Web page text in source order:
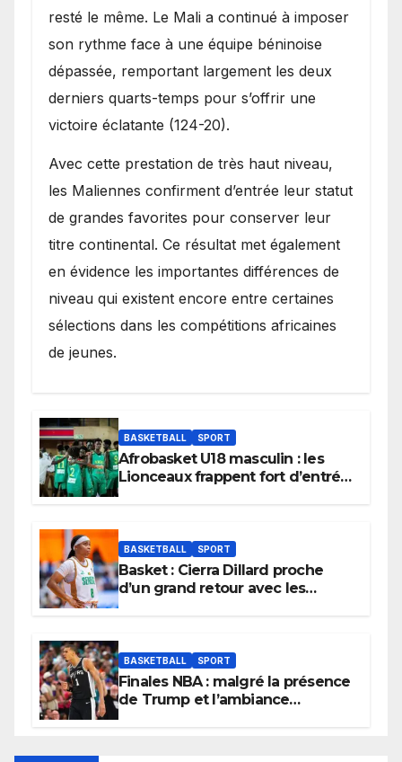
resté le même. Le Mali a continué à imposer
son rythme face à une équipe béninoise
dépassée, remportant largement les deux
derniers quarts-temps pour s’offrir une
victoire éclatante (124-20).
Avec cette prestation de très haut niveau,
les Maliennes confirment d’entrée leur statut
de grandes favorites pour conserver leur
titre continental. Ce résultat met également
en évidence les importantes différences de
niveau qui existent encore entre certaines
sélections dans les compétitions africaines
de jeunes.
BASKETBALL SPORT
Afrobasket U18 masculin : les
Lionceaux frappent fort d’entrée
BASKETBALL SPORT
Basket : Cierra Dillard proche
d’un grand retour avec les
BASKETBALL SPORT
Finales NBA : malgré la présence
de Trump et l’ambiance